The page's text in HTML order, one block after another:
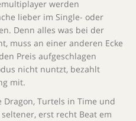
werden
lieber im Single- oder
Denn alles was bei der
muss an einer anderen Ecke
Preis aufgeschlagen
nicht nuntzt, bezahlt
mit.
Dragon, Turtels in Time und
erst recht Beat em